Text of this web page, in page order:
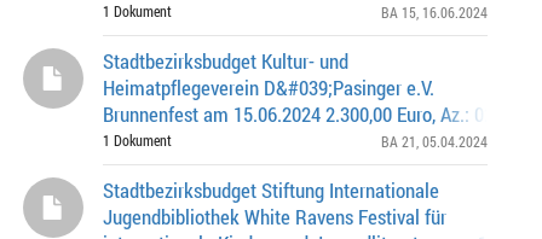
1 Dokument BA 15 , 16.06.2024
Stadtbezirksbudget Kultur- und
Heimatpflegeverein D&#039;Pasinger e.V.
Brunnenfest am 15.06.2024 2.300,00 Euro, Az.: 0262.0-
1 Dokument BA 21 , 05.04.2024
Stadtbezirksbudget Stiftung Internationale
Jugendbibliothek White Ravens Festival für